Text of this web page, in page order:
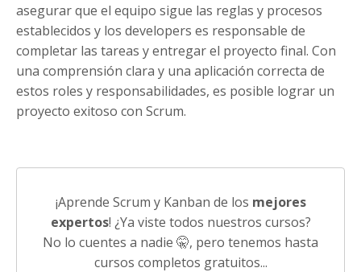
asegurar que el equipo sigue las reglas y procesos
establecidos y los developers es responsable de
completar las tareas y entregar el proyecto final. Con
una comprensión clara y una aplicación correcta de
estos roles y responsabilidades, es posible lograr un
proyecto exitoso con Scrum.
¡Aprende Scrum y Kanban de los mejores
expertos! ¿Ya viste todos nuestros cursos?
No lo cuentes a nadie 🤫, pero tenemos hasta
cursos completos gratuitos...